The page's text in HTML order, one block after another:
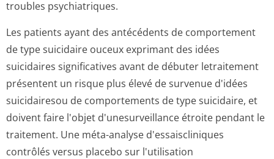
troubles psychiatriques.
Les patients ayant des antécédents de comportement
de type suicidaire ouceux exprimant des idées
suicidaires significatives avant de débuter letraitement
présentent un risque plus élevé de survenue d'idées
suicidairesou de comportements de type suicidaire, et
doivent faire l'objet d'unesurveillance étroite pendant le
traitement. Une méta-analyse d'essaiscliniques
contrôlés versus placebo sur l'utilisation